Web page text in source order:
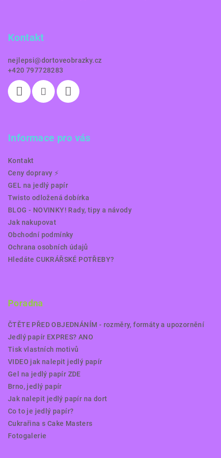
Kontakt
nejlepsi@dortoveobrazky.cz
+420 797728283
Informace pro vás
Kontakt
Ceny dopravy ⚡️
GEL na jedlý papír
Twisto odložená dobírka
BLOG - NOVINKY! Rady, tipy a návody
Jak nakupovat
Obchodní podmínky
Ochrana osobních údajů
Hledáte CUKRÁŘSKÉ POTŘEBY?
Poradna
ČTĚTE PŘED OBJEDNÁNÍM - rozměry, formáty a upozornění
Jedlý papír EXPRES? ANO
Tisk vlastních motivů
VIDEO jak nalepit jedlý papír
Gel na jedlý papír ZDE
Brno, jedlý papír
Jak nalepit jedlý papír na dort
Co to je jedlý papír?
Cukrařina s Cake Masters
Fotogalerie